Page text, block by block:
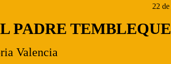
22
PADRE TEMBLEQUE
Valencia